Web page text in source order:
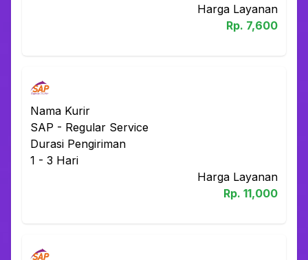
Harga Layanan
Rp. 7,600
Nama Kurir
SAP - Regular Service
Durasi Pengiriman
1 - 3 Hari
Harga Layanan
Rp. 11,000